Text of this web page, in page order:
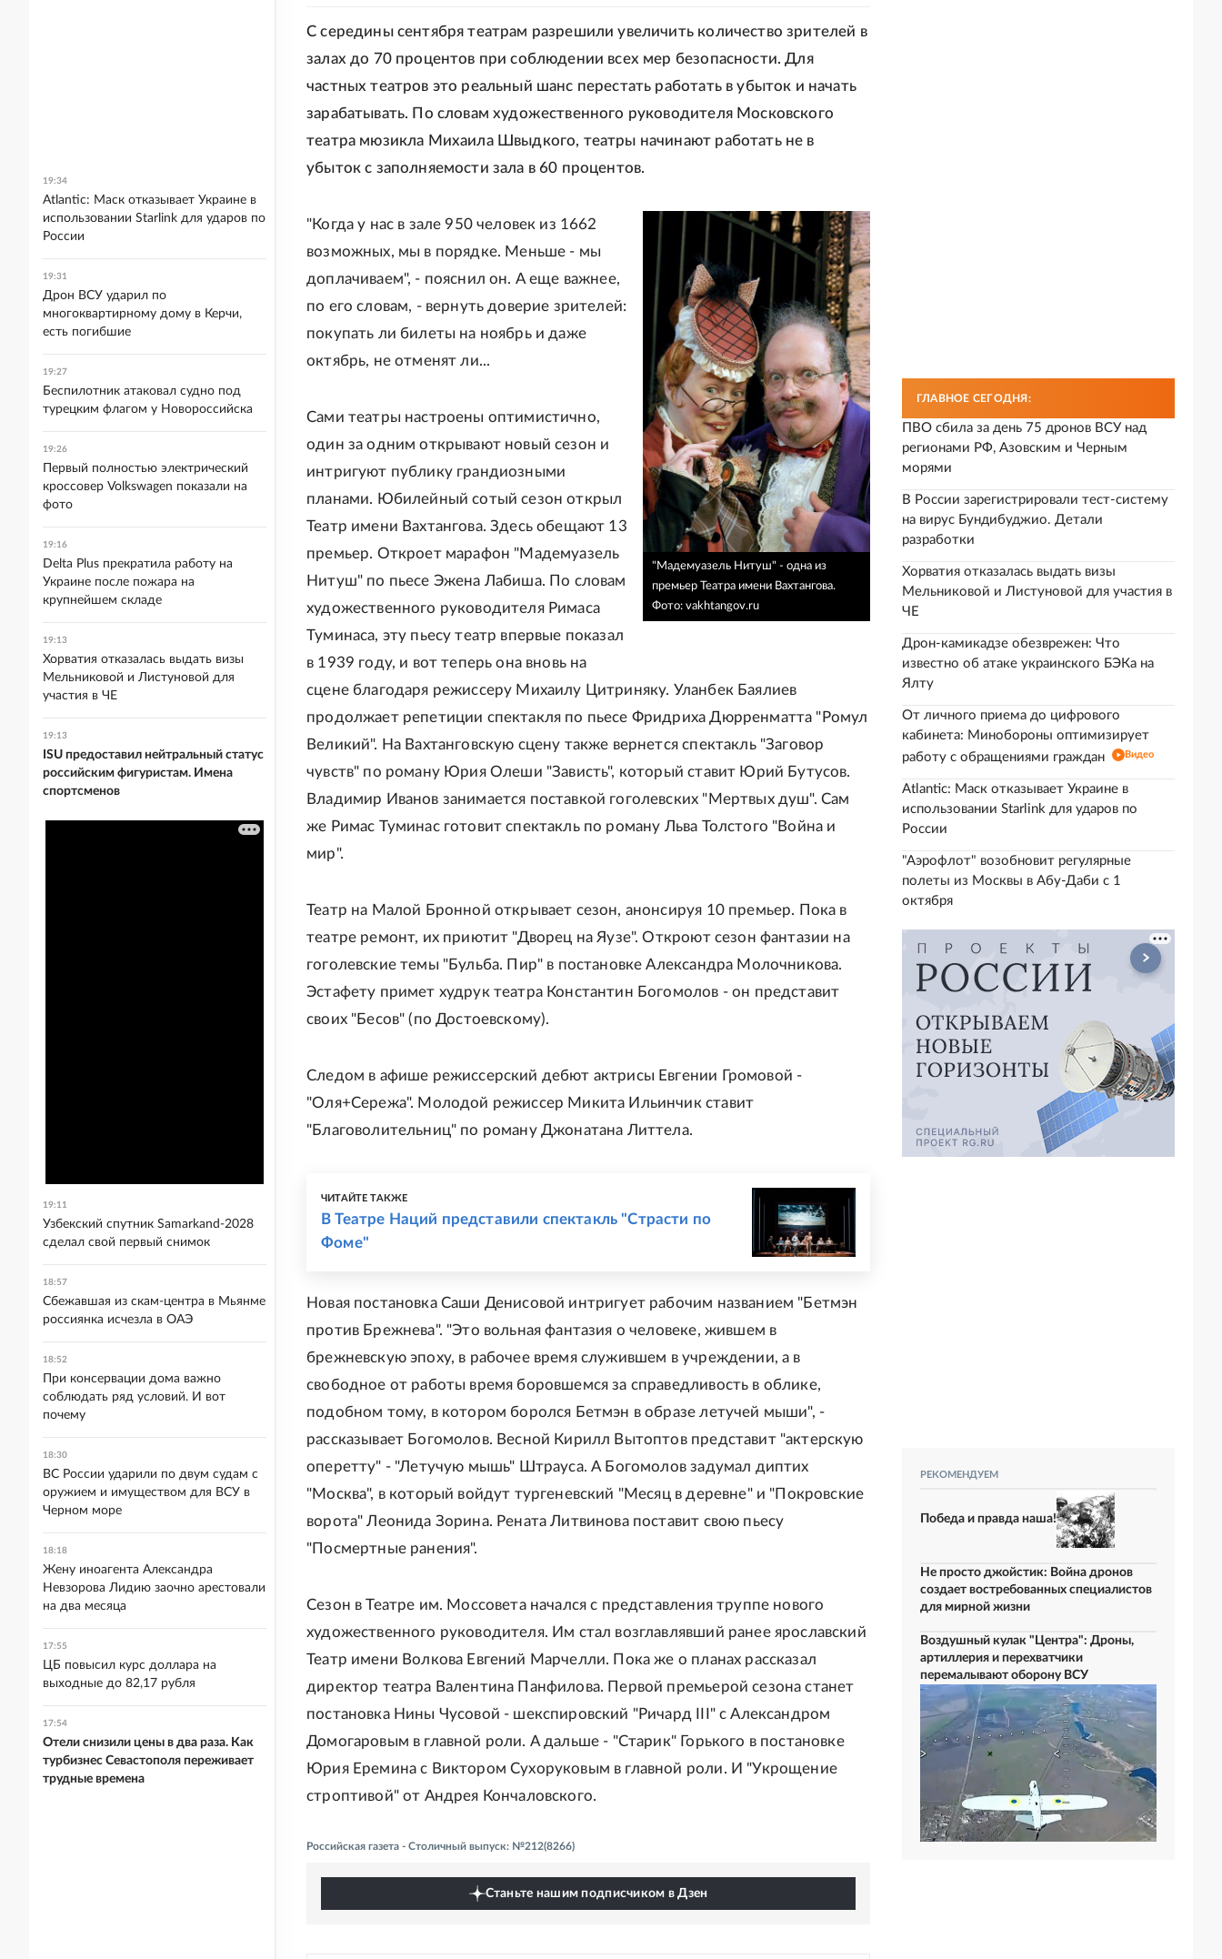
С середины сентября театрам разрешили увеличить количество зрителей в
залах до 70 процентов при соблюдении всех мер безопасности. Для
частных театров это реальный шанс перестать работать в убыток и начать
зарабатывать. По словам художественного руководителя Московского
театра мюзикла Михаила Швыдкого, театры начинают работать не в
убыток с заполняемости зала в 60 процентов.
"Мадемуазель Нитуш" - одна из
премьер Театра имени Вахтангова.
Фото: vakhtangov.ru
"Когда у нас в зале 950 человек из 1662
возможных, мы в порядке. Меньше - мы
доплачиваем", - пояснил он. А еще важнее,
по его словам, - вернуть доверие зрителей:
покупать ли билеты на ноябрь и даже
октябрь, не отменят ли...
Сами театры настроены оптимистично,
один за одним открывают новый сезон и
интригуют публику грандиозными
планами. Юбилейный сотый сезон открыл
Театр имени Вахтангова. Здесь обещают 13
премьер. Откроет марафон "Мадемуазель
Нитуш" по пьесе Эжена Лабиша. По словам
художественного руководителя Римаса
Туминаса, эту пьесу театр впервые показал
в 1939 году, и вот теперь она вновь на
сцене благодаря режиссеру Михаилу Цитриняку. Уланбек Баялиев
продолжает репетиции спектакля по пьесе Фридриха Дюрренматта "Ромул
Великий". На Вахтанговскую сцену также вернется спектакль "Заговор
чувств" по роману Юрия Олеши "Зависть", который ставит Юрий Бутусов.
Владимир Иванов занимается поставкой гоголевских "Мертвых душ". Сам
же Римас Туминас готовит спектакль по роману Льва Толстого "Война и
мир".
Театр на Малой Бронной открывает сезон, анонсируя 10 премьер. Пока в
театре ремонт, их приютит "Дворец на Яузе". Откроют сезон фантазии на
гоголевские темы "Бульба. Пир" в постановке Александра Молочникова.
Эстафету примет худрук театра Константин Богомолов - он представит
своих "Бесов" (по Достоевскому).
Следом в афише режиссерский дебют актрисы Евгении Громовой -
"Оля+Сережа". Молодой режиссер Микита Ильинчик ставит
"Благоволительниц" по роману Джонатана Литтела.
ЧИТАЙТЕ ТАКЖЕ
В Театре Наций представили спектакль "Страсти по
Фоме"
Новая постановка Саши Денисовой интригует рабочим названием "Бетмэн
против Брежнева". "Это вольная фантазия о человеке, жившем в
брежневскую эпоху, в рабочее время служившем в учреждении, а в
свободное от работы время боровшемся за справедливость в облике,
подобном тому, в котором боролся Бетмэн в образе летучей мыши", -
рассказывает Богомолов. Весной Кирилл Вытоптов представит "актерскую
оперетту" - "Летучую мышь" Штрауса. А Богомолов задумал диптих
"Москва", в который войдут тургеневский "Месяц в деревне" и "Покровские
ворота" Леонида Зорина. Рената Литвинова поставит свою пьесу
"Посмертные ранения".
Сезон в Театре им. Моссовета начался с представления труппе нового
художественного руководителя. Им стал возглавлявший ранее ярославский
Театр имени Волкова Евгений Марчелли. Пока же о планах рассказал
директор театра Валентина Панфилова. Первой премьерой сезона станет
постановка Нины Чусовой - шекспировский "Ричард III" с Александром
Домогаровым в главной роли. А дальше - "Старик" Горького в постановке
Юрия Еремина с Виктором Сухоруковым в главной роли. И "Укрощение
строптивой" от Андрея Кончаловского.
Российская газета - Столичный выпуск: №212(8266)
Станьте нашим подписчиком в Дзен
ГЛАВНОЕ СЕГОДНЯ:
ПВО сбила за день 75 дронов ВСУ над
регионами РФ, Азовским и Черным
морями
В России зарегистрировали тест-систему
на вирус Бундибуджио. Детали
разработки
Хорватия отказалась выдать визы
Мельниковой и Листуновой для участия в
ЧЕ
Дрон-камикадзе обезврежен: Что
известно об атаке украинского БЭКа на
Ялту
От личного приема до цифрового
кабинета: Минобороны оптимизирует
работу с обращениями граждан
Видео
Atlantic: Маск отказывает Украине в
использовании Starlink для ударов по
России
"Аэрофлот" возобновит регулярные
полеты из Москвы в Абу-Даби с 1
октября
РЕКОМЕНДУЕМ
Победа и правда наша!
Не просто джойстик: Война дронов
создает востребованных специалистов
для мирной жизни
Воздушный кулак "Центра": Дроны,
артиллерия и перехватчики
перемалывают оборону ВСУ
19:34
Atlantic: Маск отказывает Украине в
использовании Starlink для ударов по
России
19:31
Дрон ВСУ ударил по
многоквартирному дому в Керчи,
есть погибшие
19:27
Беспилотник атаковал судно под
турецким флагом у Новороссийска
19:26
Первый полностью электрический
кроссовер Volkswagen показали на
фото
19:16
Delta Plus прекратила работу на
Украине после пожара на
крупнейшем складе
19:13
Хорватия отказалась выдать визы
Мельниковой и Листуновой для
участия в ЧЕ
19:13
ISU предоставил нейтральный статус
российским фигуристам. Имена
спортсменов
19:11
Узбекский спутник Samarkand-2028
сделал свой первый снимок
18:57
Сбежавшая из скам-центра в Мьянме
россиянка исчезла в ОАЭ
18:52
При консервации дома важно
соблюдать ряд условий. И вот
почему
18:30
ВС России ударили по двум судам с
оружием и имуществом для ВСУ в
Черном море
18:18
Жену иноагента Александра
Невзорова Лидию заочно арестовали
на два месяца
17:55
ЦБ повысил курс доллара на
выходные до 82,17 рубля
17:54
Отели снизили цены в два раза. Как
турбизнес Севастополя переживает
трудные времена